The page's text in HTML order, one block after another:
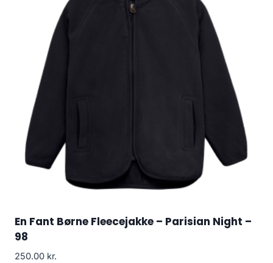
En Fant Børne Fleecejakke – Parisian Night –
98
250.00 kr.